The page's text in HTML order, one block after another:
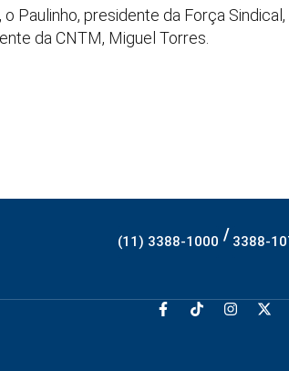
Paulinho, presidente da Força
da CNTM, Miguel Torres.
(11) 3388-1000 / 3388-